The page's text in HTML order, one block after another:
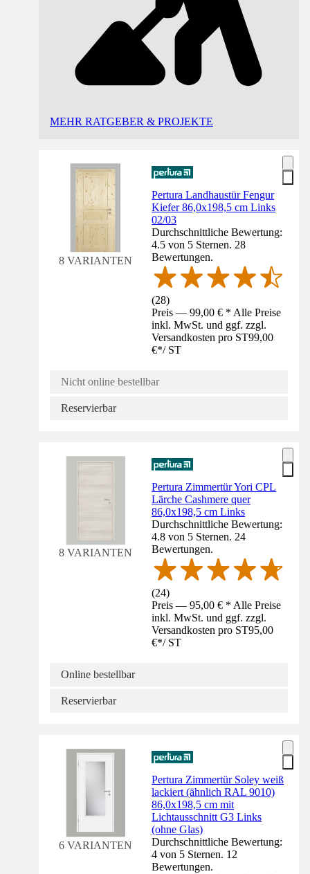
MEHR RATGEBER & PROJEKTE
8 VARIANTEN
Pertura Landhaustür Fengur
Kiefer 86,0x198,5 cm Links
02/03
Durchschnittliche Bewertung:
4.5 von 5 Sternen. 28
Bewertungen.
(28)
Preis — 99,00 € * Alle Preise
inkl. MwSt. und ggf. zzgl.
Versandkosten pro ST99,00
€*/ ST
Nicht online bestellbar
Reservierbar
8 VARIANTEN
Pertura Zimmertür Yori CPL
Lärche Cashmere quer
86,0x198,5 cm Links
Durchschnittliche Bewertung:
4.8 von 5 Sternen. 24
Bewertungen.
(24)
Preis — 95,00 € * Alle Preise
inkl. MwSt. und ggf. zzgl.
Versandkosten pro ST95,00
€*/ ST
Online bestellbar
Reservierbar
6 VARIANTEN
Pertura Zimmertür Soley weiß
lackiert (ähnlich RAL 9010)
86,0x198,5 cm mit
Lichtausschnitt G3 Links
(ohne Glas)
Durchschnittliche Bewertung:
4 von 5 Sternen. 12
Bewertungen.